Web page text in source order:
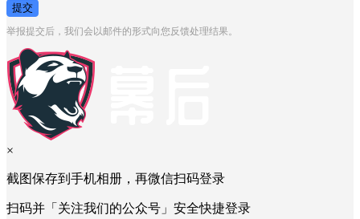
提交
举报提交后，我们会以邮件的形式向您反馈处理结果。
×
截图保存到手机相册，再微信扫码登录
扫码并「关注我们的公众号」安全快捷登录